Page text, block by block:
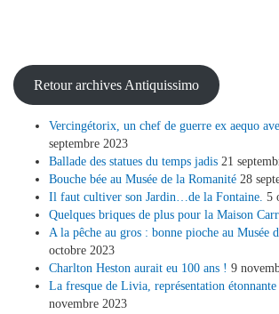
Retour archives Antiquissimo
Vercingétorix, un chef de guerre ex aequo
septembre 2023
Ballade des statues du temps jadis 21
Bouche bée au Musée de la Romanité 28
Il faut cultiver son Jardin…de la Fontaine. 5
Quelques briques de plus pour la Maison
A la pêche au gros : bonne pioche au Musée
octobre 2023
Charlton Heston aurait eu 100 ans ! 9
La fresque de Livia, représentation
novembre 2023